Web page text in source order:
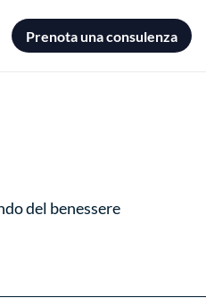
Prenota una consulenza
del benessere